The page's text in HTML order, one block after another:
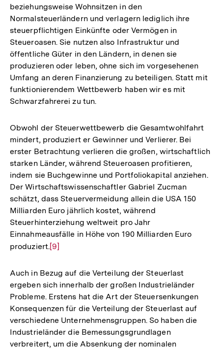
beziehungsweise Wohnsitzen in den
Normalsteuerländern und verlagern lediglich ihre
steuerpflichtigen Einkünfte oder Vermögen in
Steueroasen. Sie nutzen also Infrastruktur und
öffentliche Güter in den Ländern, in denen sie
produzieren oder leben, ohne sich im vorgesehenen
Umfang an deren Finanzierung zu beteiligen. Statt mit
funktionierendem Wettbewerb haben wir es mit
Schwarzfahrerei zu tun.
Obwohl der Steuerwettbewerb die Gesamtwohlfahrt
mindert, produziert er Gewinner und Verlierer. Bei
erster Betrachtung verlieren die großen, wirtschaftlich
starken Länder, während Steueroasen profitieren,
indem sie Buchgewinne und Portfoliokapital anziehen.
Der Wirtschaftswissenschaftler Gabriel Zucman
schätzt, dass Steuervermeidung allein die USA 150
Milliarden Euro jährlich kostet, während
Steuerhinterziehung weltweit pro Jahr
Einnahmeausfälle in Höhe von 190 Milliarden Euro
produziert.Zur
der
Fußnote
[9]
Auch in Bezug auf die Verteilung der Steuerlast
ergeben sich innerhalb der großen Industrieländer
Probleme. Erstens hat die Art der Steuersenkungen
Konsequenzen für die Verteilung der Steuerlast auf
verschiedene Unternehmensgruppen. So haben die
Industrieländer die Bemessungsgrundlagen
verbreitert, um die Absenkung der nominalen